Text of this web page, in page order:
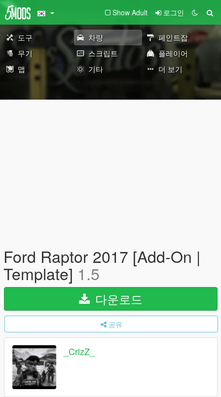
Show Adult 로그인
도구 차량
페인트잡
무기
스크립트
플레이어
맵
기타 더 보기
Ford Raptor 2017 [Add-On |
Template] 1.5
다운로드
공유
_CrlzZ_